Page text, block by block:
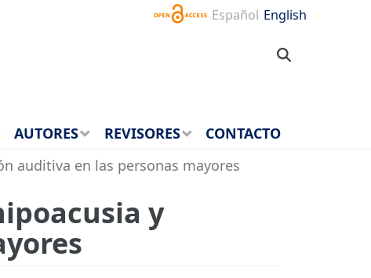
Español English
AUTORES REVISORES
CONTACTO
auditiva en las personas mayores
y